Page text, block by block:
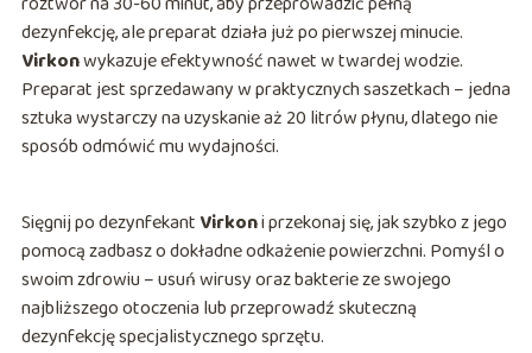
dezynfekcję, ale preparat działa już po pierwszej minucie.
Virkonwykazuje efektywność nawet w twardej wodzie.
Preparat jest sprzedawany w praktycznych saszetkach – jedna
sztuka wystarczy na uzyskanie aż 20 litrów płynu, dlatego nie
sposób odmówić mu wydajności.
Sięgnij po dezynfekant Virkoni przekonaj się, jak szybko z jego
pomocą zadbasz o dokładne odkażenie powierzchni. Pomyśl o
swoim zdrowiu – usuń wirusy oraz bakterie ze swojego
najbliższego otoczenia lub przeprowadź skuteczną
dezynfekcję specjalistycznego sprzętu.